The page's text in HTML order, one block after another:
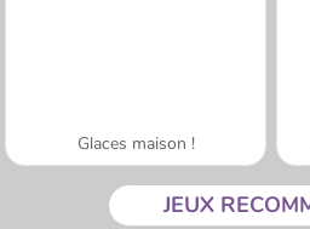
Glaces maison !
JEUX